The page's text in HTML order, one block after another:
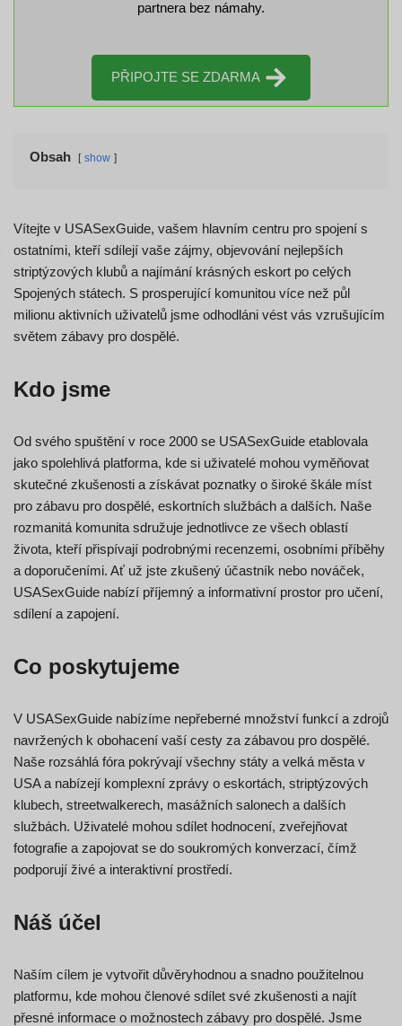
partnera bez námahy.
PŘIPOJTE SE ZDARMA
Obsah show
Vítejte v USASexGuide, vašem hlavním centru pro spojení s
ostatními, kteří sdílejí vaše zájmy, objevování nejlepších
striptýzových klubů a najímání krásných eskort po celých
Spojených státech. S prosperující komunitou více než půl
milionu aktivních uživatelů jsme odhodláni vést vás vzrušujícím
světem zábavy pro dospělé.
Kdo jsme
Od svého spuštění v roce 2000 se USASexGuide etablovala
jako spolehlivá platforma, kde si uživatelé mohou vyměňovat
skutečné zkušenosti a získávat poznatky o široké škále míst
pro zábavu pro dospělé, eskortních službách a dalších. Naše
rozmanitá komunita sdružuje jednotlivce ze všech oblastí
života, kteří přispívají podrobnými recenzemi, osobními příběhy
a doporučeními. Ať už jste zkušený účastník nebo nováček,
USASexGuide nabízí příjemný a informativní prostor pro učení,
sdílení a zapojení.
Co poskytujeme
V USASexGuide nabízíme nepřeberné množství funkcí a zdrojů
navržených k obohacení vaší cesty za zábavou pro dospělé.
Naše rozsáhlá fóra pokrývají všechny státy a velká města v
USA a nabízejí komplexní zprávy o eskortách, striptýzových
klubech, streetwalkerech, masážních salonech a dalších
službách. Uživatelé mohou sdílet hodnocení, zveřejňovat
fotografie a zapojovat se do soukromých konverzací, čímž
podporují živé a interaktivní prostředí.
Náš účel
Naším cílem je vytvořit důvěryhodnou a snadno použitelnou
platformu, kde mohou členové sdílet své zkušenosti a najít
přesné informace o možnostech zábavy pro dospělé. Jsme